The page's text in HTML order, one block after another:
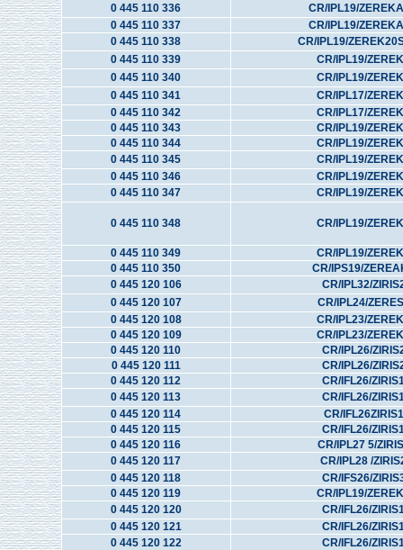
0 445 110 336
CR/IPL19/
0 445 110 337
CR/IPL19/
0 445 110 338
CR/IPL19/
0 445 110 339
CR/IPL19/
0 445 110 340
CR/IPL19/
0 445 110 341
CR/IPL17/
0 445 110 342
CR/IPL17/
0 445 110 343
CR/IPL19/
0 445 110 344
CR/IPL19/
0 445 110 345
CR/IPL19/
0 445 110 346
CR/IPL19/
0 445 110 347
CR/IPL19/
0 445 110 348 CR/IPL19/
0 445 110 349
CR/IPL19/
0 445 110 350
CR/IPS19/
0 445 120 106
CR/IPL32/
0 445 120 107
CR/IPL24/
0 445 120 108
CR/IPL23/
0 445 120 109
CR/IPL23/
0 445 120 110
CR/IPL26/
0 445 120 111
CR/IPL26/
0 445 120 112
CR/IFL26/
0 445 120 113
CR/IFL26/
0 445 120 114
CR/
0 445 120 115
CR/IFL26/
0 445 120 116
CR/IPL27 5/
0 445 120 117
CR/IPL28 /
0 445 120 118
CR/IFS26/
0 445 120 119
CR/IPL19/
0 445 120 120
CR/IFL26/
0 445 120 121
CR/IFL26/
0 445 120 122
CR/IFL26/